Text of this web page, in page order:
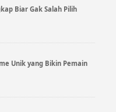
Biar Gak Salah Pilih
Unik yang Bikin Pemain